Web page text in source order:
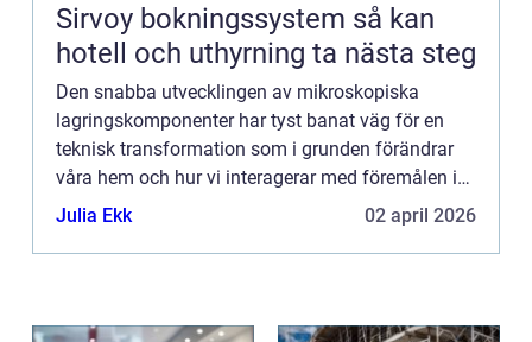
Sirvoy bokningssystem så kan
hotell och uthyrning ta nästa steg
Den snabba utvecklingen av mikroskopiska
lagringskomponenter har tyst banat väg för en
teknisk transformation som i grunden förändrar
våra hem och hur vi interagerar med föremålen i
dem. Små minnen, ofta int...
Julia Ekk 02 april 2026